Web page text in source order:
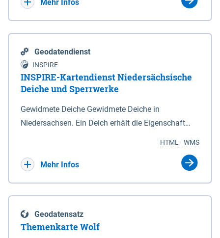
Mehr Infos
Geodatendienst
INSPIRE
INSPIRE-Kartendienst Niedersächsische
Deiche und Sperrwerke
Gewidmete Deiche Gewidmete Deiche in
Niedersachsen. Ein Deich erhält die Eigenschaft
Deichbehörde durch Verordnung ausspricht. Für
enthalten. Sperrwerke Sperrwerke sind Bauwerke
mit Sperrvorrichtungen in Tidegewässern, die dem
WMS
HTML
Mehr Infos
Geodatensatz
Themenkarte Wolf